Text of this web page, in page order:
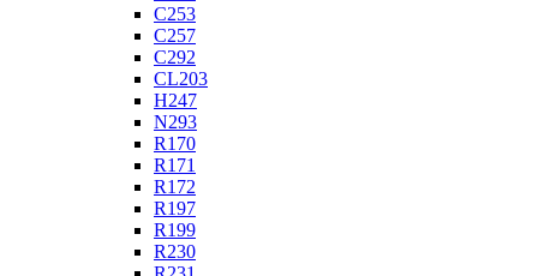
C253
C257
C292
CL203
H247
N293
R170
R171
R172
R197
R199
R230